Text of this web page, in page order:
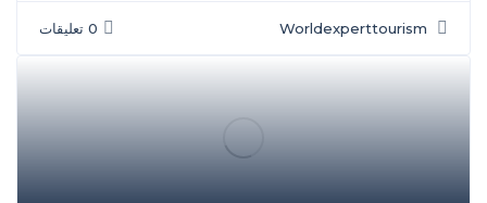
Worldexperttourism 0 تعليقات